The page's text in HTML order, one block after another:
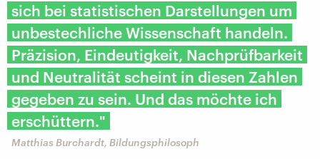
sich bei statistischen Darstellungen um
unbestechliche Wissenschaft handeln.
Präzision, Eindeutigkeit, Nachprüfbarkeit
und Neutralität scheint in diesen Zahlen
gegeben zu sein. Und das möchte ich
erschüttern."
Matthias Burchardt, Bildungsphilosoph